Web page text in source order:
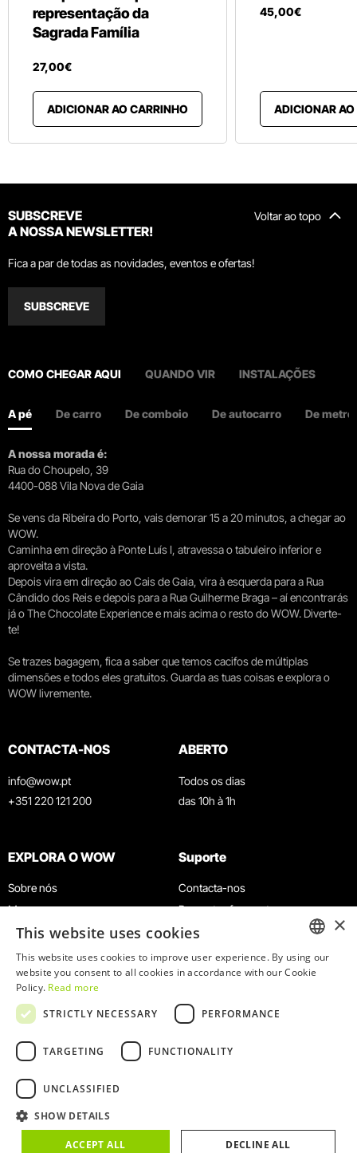
representação da
Sagrada Família
27,00€
ADICIONAR AO CARRINHO
45,00€
ADICIONAR
Voltar ao topo
SUBSCREVE
A NOSSA NEWSLETTER!
Fica a par de todas as novidades, eventos e ofertas!
SUBSCREVE
COMO CHEGAR AQUI QUANDO VIR INSTALAÇÕES
A pé De carro De comboio De autocarro De metro
A nossa morada é:
Rua do Choupelo, 39
4400-088 Vila Nova de Gaia
Se vens da Ribeira do Porto, vais demorar 15 a 20 minutos, a chegar ao
WOW.
Caminha em direção à Ponte Luís I, atravessa o tabuleiro inferior e
aproveita a vista.
Depois vira em direção ao Cais de Gaia, vira à esquerda para a Rua
Cândido dos Reis e depois para a Rua Guilherme Braga – aí encontrarás
já o The Chocolate Experience e mais acima o resto do WOW. Diverte-
te!
Se trazes bagagem, fica a saber que temos cacifos de múltiplas
dimensões e todos eles gratuitos. Guarda as tuas coisas e explora o
WOW livremente.
CONTACTA-NOS
info@wow.pt
+351 220 121 200
ABERTO
Todos os dias
das 10h à 1h
EXPLORA O WOW
Sobre nós
Museus
Agenda
Notícias
Restaurantes
Cartão WOW
Grupos e Eventos
Serviço Educativo
Suporte
Contacta-nos
Perguntas frequentes
Termos e Condições
Política de privacidade e cookies
Trabalha connosco
Livro de reclamações
© 2026
WOW
ENGLISH
×
This website uses cookies
This website uses cookies to improve user experience. By using our
website you consent to all cookies in accordance with our Cookie
Policy. Read more
STRICTLY NECESSARY
PERFORMANCE
TARGETING FUNCTIONALITY
UNCLASSIFIED
SHOW DETAILS
ACCEPT ALL DECLINE ALL